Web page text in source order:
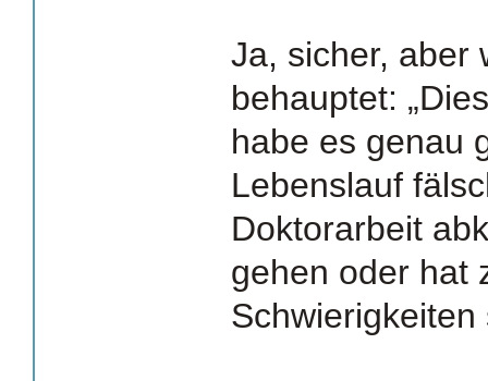
Ja, sicher, aber
behauptet:
habe es genau
Lebenslauf
Doktorarbeit
gehen oder hat